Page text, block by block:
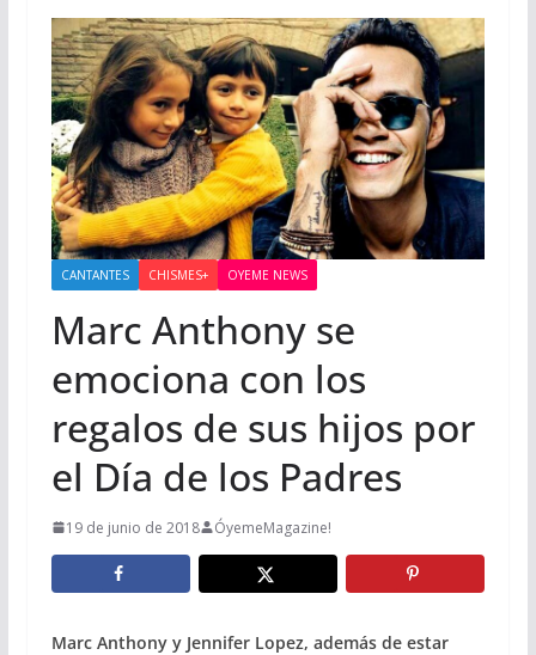
CANTANTES CHISMES+ OYEME NEWS
Marc Anthony se
emociona con los
regalos de sus hijos por
el Día de los Padres
19 de junio de 2018 ÓyemeMagazine!
Marc Anthony y Jennifer Lopez, además de estar